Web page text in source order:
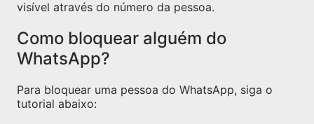
visível através do número da pessoa.
Como bloquear alguém do
WhatsApp?
Para bloquear uma pessoa do WhatsApp, siga o
tutorial abaixo: